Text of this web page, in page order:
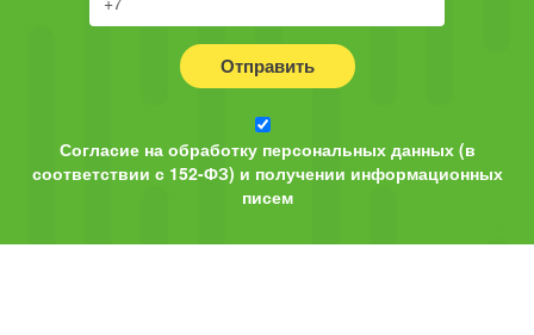
Отправить
Согласие на обработку персональных данных (в
соответствии с 152-ФЗ) и получении информационных
писем